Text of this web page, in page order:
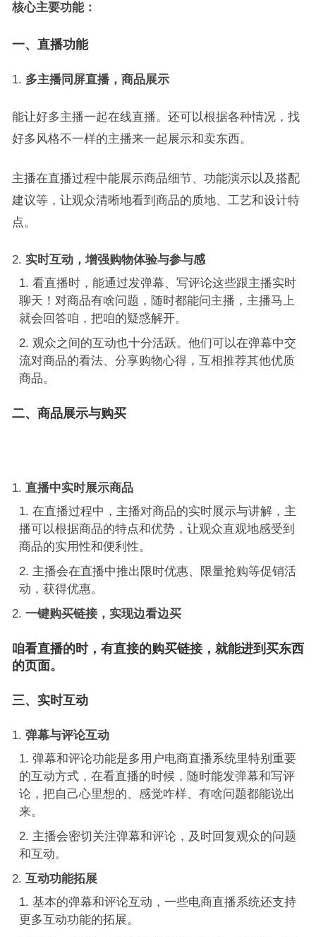
核心主要功能：
一、直播功能
多主播同屏直播， 商品展示
能让好多主播一起在线直播。还可以根据各种情况，找
好多风格不一样的主播来一起展示和卖东西。
主播在直播过程中能展示商品细节、功能演示以及搭配
建议等，让观众清晰地看到商品的质地、工艺和设计特
点。
实时互动，增强购物体验与参与感
看直播时，能通过发弹幕、写评论这些跟主播实时
聊天！对商品有啥问题，随时都能问主播，主播马上
就会回答咱，把咱的疑惑解开。
观众之间的互动也十分活跃。他们可以在弹幕中交
流对商品的看法、分享购物心得，互相推荐其他优质
商品。
二、商品展示与购买
直播中实时展示商品
在直播过程中，主播对商品的实时展示与讲解，主
播可以根据商品的特点和优势，让观众直观地感受到
商品的实用性和便利性。
主播会在直播中推出限时优惠、限量抢购等促销活
动，获得优惠。
一键购买链接，实现边看边买
咱看直播的时，有直接的购买链接，就能进到买东西
的页面。
三、实时互动
弹幕与评论互动
弹幕和评论功能是多用户电商直播系统里特别重要
的互动方式，在看直播的时候，随时能发弹幕和写评
论，把自己心里想的、感觉咋样、有啥问题都能说出
来。
主播会密切关注弹幕和评论，及时回复观众的问题
和互动。
互动功能拓展
基本的弹幕和评论互动，一些电商直播系统还支持
更多互动功能的拓展。